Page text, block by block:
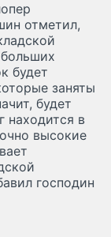
отметил,
будет
заняты
будет
находится в
высокие
господин